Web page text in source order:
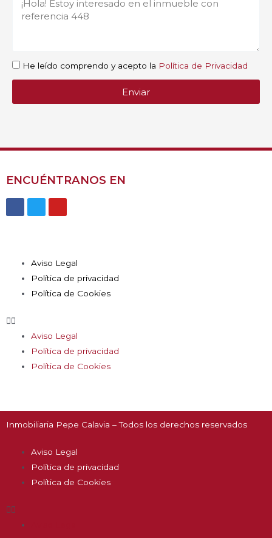
He leído comprendo y acepto la Política de Privacidad
Enviar
ENCUÉNTRANOS EN
Aviso Legal
Política de privacidad
Política de Cookies
Aviso Legal
Política de privacidad
Política de Cookies
Inmobiliaria Pepe Calavia – Todos los derechos reservados
Aviso Legal
Política de privacidad
Política de Cookies